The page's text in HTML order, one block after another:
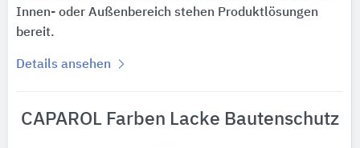
Innen- oder Außenbereich stehen Produktlösungen
bereit.
Details ansehen
CAPAROL Farben Lacke Bautenschutz